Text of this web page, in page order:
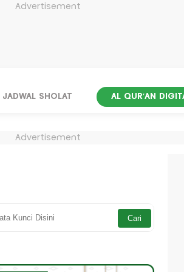
Advertisement
JADWAL SHOLAT AL QUR'AN
Advertisement